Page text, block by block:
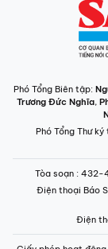
Phó Tổng Biên tập:
Trương Đức Nghĩa,
Phó Tổng Thư
Tòa soạn : 432-
Điện thoại Báo
Điện